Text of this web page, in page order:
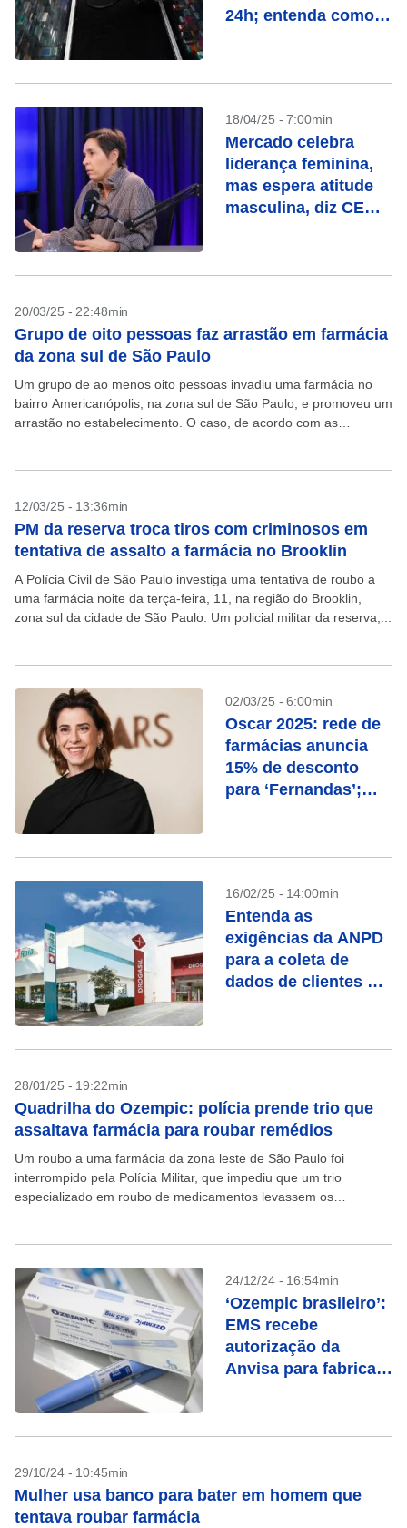
24h; entenda como
18/04/25 - 7:00min
Mercado celebra
liderança feminina,
mas espera atitude
masculina, diz CEO
20/03/25 - 22:48min
Grupo de oito pessoas faz arrastão em farmácia
da zona sul de São Paulo
Um grupo de ao menos oito pessoas invadiu uma farmácia no
bairro Americanópolis, na zona sul de São Paulo, e promoveu um
arrastão no estabelecimento. O caso, de acordo com as
12/03/25 - 13:36min
PM da reserva troca tiros com criminosos em
tentativa de assalto a farmácia no Brooklin
A Polícia Civil de São Paulo investiga uma tentativa de roubo a
uma farmácia noite da terça-feira, 11, na região do Brooklin,
zona sul da cidade de São Paulo. Um policial militar da reserva,...
02/03/25 - 6:00min
Oscar 2025: rede de
farmácias anuncia
15% de desconto
para ‘Fernandas’;
16/02/25 - 14:00min
Entenda as
exigências da ANPD
para a coleta de
dados de clientes na
28/01/25 - 19:22min
Quadrilha do Ozempic: polícia prende trio que
assaltava farmácia para roubar remédios
Um roubo a uma farmácia da zona leste de São Paulo foi
interrompido pela Polícia Militar, que impediu que um trio
especializado em roubo de medicamentos levassem os
24/12/24 - 16:54min
‘Ozempic brasileiro’:
EMS recebe
autorização da
Anvisa para fabricar
29/10/24 - 10:45min
Mulher usa banco para bater em homem que
tentava roubar farmácia